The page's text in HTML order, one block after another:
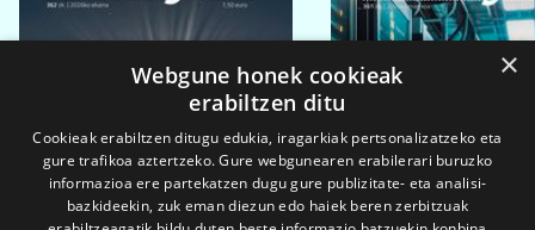
×
Webgune honek cookieak
erabiltzen ditu
Cookieak erabiltzen ditugu edukia, iragarkiak pertsonalizatzeko eta
gure trafikoa aztertzeko. Gure webgunearen erabilerari buruzko
informazioa ere partekatzen dugu gure publizitate- eta analisi-
bazkideekin, zuk eman diezun edo haiek beren zerbitzuak